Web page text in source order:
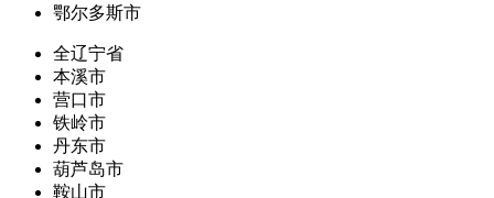
鄂尔多斯市
全辽宁省
本溪市
营口市
铁岭市
丹东市
葫芦岛市
鞍山市